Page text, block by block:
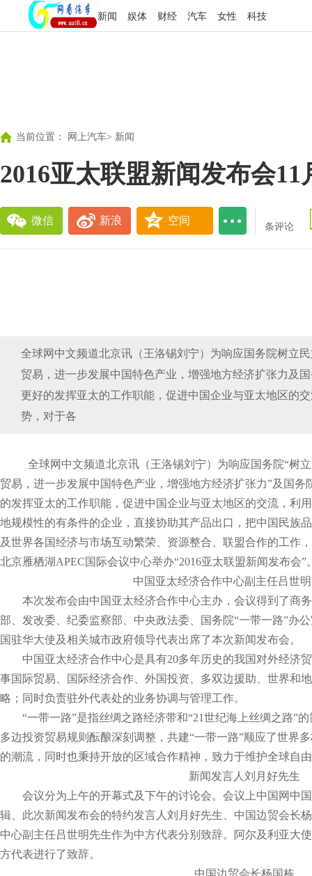
新闻 娱体 财经 汽车 女性 科技
当前位置： 网上汽车> 新闻
2016亚太联盟新闻发布会
微信 新浪 空间
条评论
全球网中文频道北京讯（王洛锡刘宁）为响应国务院树立
贸易，进一步发展中国特色产业，增强地方经济扩张力及
更好的发挥亚太的工作职能，促进中国企业与亚太地区的
势，对于各
全球网中文频道北京讯（王洛锡刘宁）为响应国务院“树
贸易，进一步发展中国特色产业，增强地方经济扩张力”及国务
的发挥亚太的工作职能，促进中国企业与亚太地区的交流，利
地规模性的有条件的企业，直接协助其产品出口，把中国民族
及世界各国经济与市场互动繁荣、资源整合、联盟合作的工作
北京雁栖湖APEC国际会议中心举办“2016亚太联盟新闻发布会”
中国亚太经济合作中心副主任吕世
本次发布会由中国亚太经济合作中心主办，会议得到了商
部、发改委、纪委监察部、中央政法委、国务院“一带一路”办
国驻华大使及相关城市政府领导代表出席了本次新闻发布会。
中国亚太经济合作中心是具有20多年历史的我国对外经济
事国际贸易、国际经济合作、外国投资、多双边援助、世界和
略；同时负责驻外代表处的业务协调与管理工作。
“一带一路”是指丝绸之路经济带和“21世纪海上丝绸之路”
多边投资贸易规则酝酿深刻调整，共建“一带一路”顺应了世界
的潮流，同时也秉持开放的区域合作精神，致力于维护全球自
新闻发言人刘月好先生
会议分为上午的开幕式及下午的讨论会。会议上中国网中
辑、此次新闻发布会的特约发言人刘月好先生、中国边贸会长
中心副主任吕世明先生作为中方代表分别致辞。阿尔及利亚大使
方代表进行了致辞。
中国边贸会长杨国栋